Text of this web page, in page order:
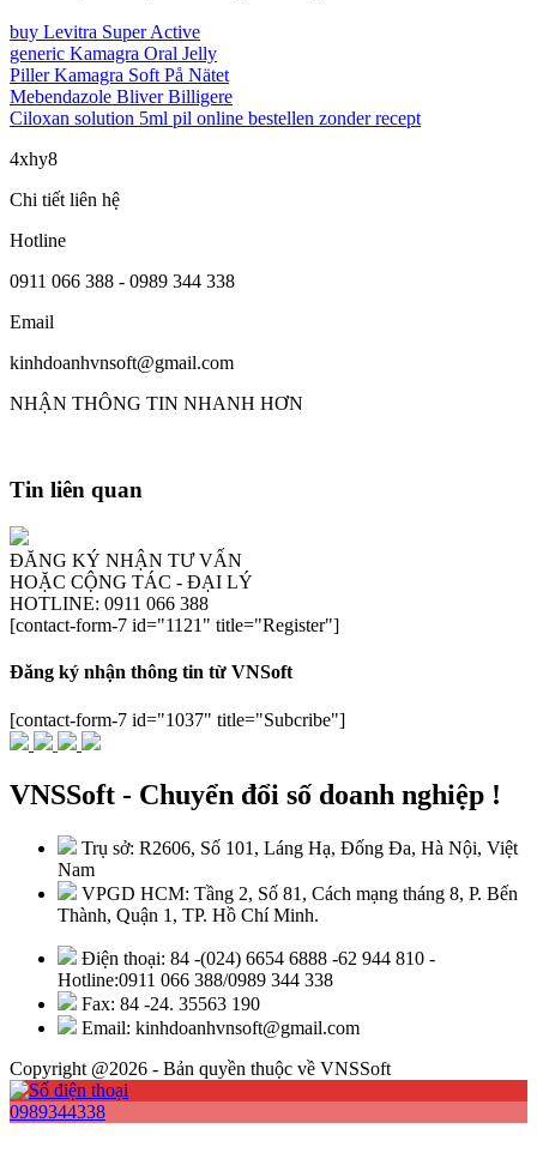
buy Levitra Super Active
generic Kamagra Oral Jelly
Piller Kamagra Soft På Nätet
Mebendazole Bliver Billigere
Ciloxan solution 5ml pil online bestellen zonder recept
4xhy8
Chi tiết liên hệ
Hotline
0911 066 388 - 0989 344 338
Email
kinhdoanhvnsoft@gmail.com
NHẬN THÔNG TIN NHANH HƠN
Tin liên quan
ĐĂNG KÝ NHẬN TƯ VẤN
HOẶC CỘNG TÁC - ĐẠI LÝ
HOTLINE: 0911 066 388
[contact-form-7 id="1121" title="Register"]
Đăng ký nhận thông tin từ VNSoft
[contact-form-7 id="1037" title="Subcribe"]
VNSSoft - Chuyển đổi số doanh nghiệp !
Trụ sở: R2606, Số 101, Láng Hạ, Đống Đa, Hà Nội, Việt
Nam
VPGD HCM: Tầng 2, Số 81, Cách mạng tháng 8, P. Bến
Thành, Quận 1, TP. Hồ Chí Minh.
Điện thoại: 84 -(024) 6654 6888 -62 944 810 -
Hotline:0911 066 388/0989 344 338
Fax: 84 -24. 35563 190
Email: kinhdoanhvnsoft@gmail.com
Copyright @2026 - Bản quyền thuộc về VNSSoft
0989344338